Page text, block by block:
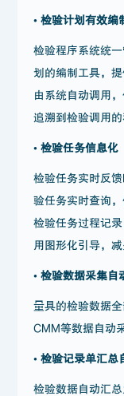
• 检验计划有效编
检验程序系统统
划的编制工具，
由系统自动调用
追溯到检验调用
• 检验任务信息化
检验任务实时反
验任务实时查询
检验任务过程记
用图形化引导，
• 检验数据采集自
量具的检验数据
CMM等数据自动
• 检验记录单汇总
检验数据自动汇